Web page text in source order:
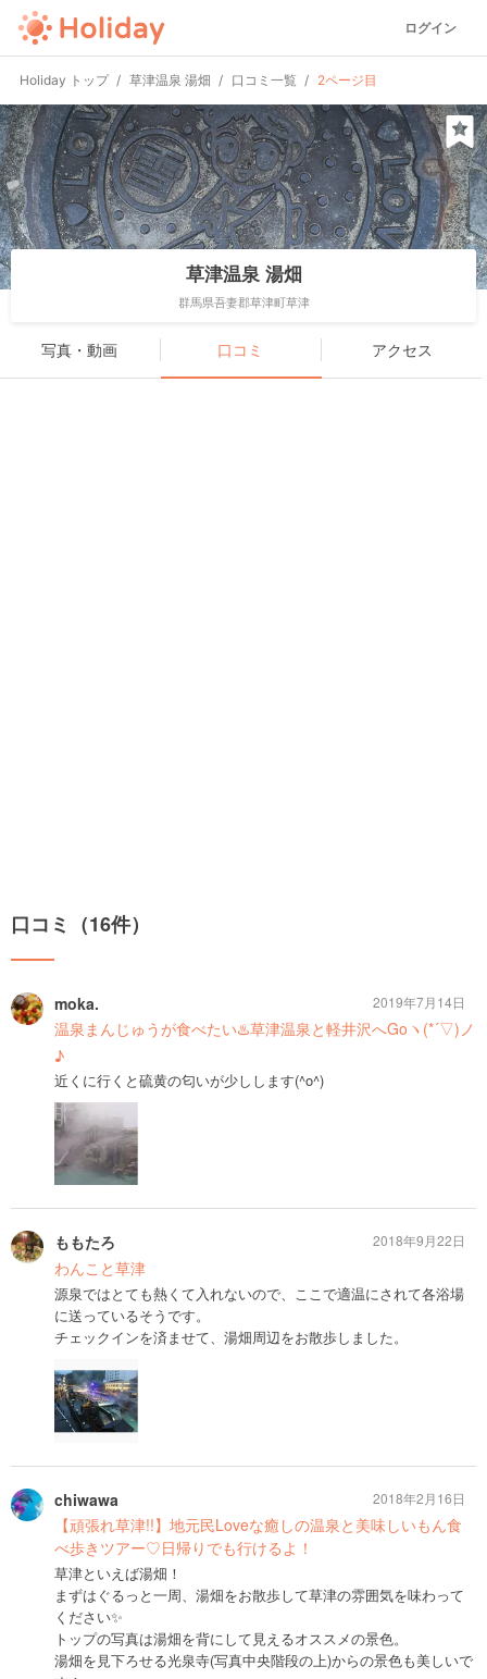
ログイン
Holiday トップ 草津温泉 湯畑 口コミ一覧 2ページ目
草津温泉 湯畑
群馬県吾妻郡草津町草津
写真・動画 口コミ アクセス
口コミ（16件）
moka.
温泉まんじゅうが食べたい♨️草津温泉と軽井沢へGoヽ(*´▽)ノ
♪
近くに行くと硫黄の匂いが少しします(^o^)
2019年7月14日
ももたろ
わんこと草津
源泉ではとても熱くて入れないので、ここで適温にされて各浴場
に送っているそうです。
チェックインを済ませて、湯畑周辺をお散歩しました。
2018年9月22日
chiwawa
【頑張れ草津!!】地元民Loveな癒しの温泉と美味しいもん食
べ歩きツアー♡日帰りでも行けるよ！
草津といえば湯畑！
まずはぐるっと一周、湯畑をお散歩して草津の雰囲気を味わって
ください✨
トップの写真は湯畑を背にして見えるオススメの景色。
湯畑を見下ろせる光泉寺(写真中央階段の上)からの景色も美しいで
2018年2月16日